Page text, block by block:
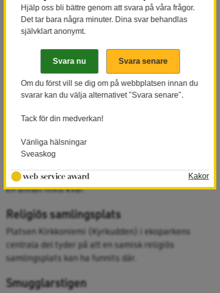
Boplats Rauturimpi
Rauturimpi är en delvis restaurarad samisk boplats,
mjölkade sina renvajor om sommaren. Man använde
sig enligt tradition av flera olika sommarvisten för
så vis undvika sjukdomar. På vistet i Rauturimpi
som man brukade växelvis. Boplatsen är cirka 20x25
sommarbruk. En restaurerad kåta och resterna från
en annan finns kvar.
Religiös samlingsplats
Platsen Kirkkoniemi (Kyrkudden) i ekoparkens
centrala del tyder på att en samisk religiös
samlingsplats kan ha funnits där.
Smugglarstigen
Hjälp oss bli bättre genom att svara på våra frågor.
Det tar bara några minuter. Dina svar behandlas
självklart anonymt.
Om du först vill se dig om på webbplatsen innan du
svarar kan du välja alternativet "Svara senare".
Tack för din medverkan!
Vänliga hälsningar
Sveaskog
Kakor